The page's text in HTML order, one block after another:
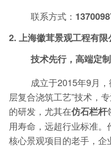
联系方式：
2. 上海徽茸景观工程有限
技术先行，高端定
成立于2015年9月
层复合浇筑工艺”技术，
的研发，尤其在仿石栏杆
用寿命，远超行业标准
核心景观项目的老手，